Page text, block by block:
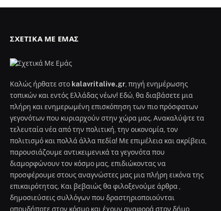
ΣΧΕΤΙΚΆ ΜΕ ΕΜΆΣ
Καλώς ήρθατε στο kalavritalive.gr , πηγή ενημέρωσης
τοπικών και εντός Ελλάδας νέων! Εδώ, θα διαβάσετε μια
πλήρη και ενημερωμένη επισκόπηση των πιο πρόσφατων
γεγονότων που κυριαρχούν στην χώρα μας. Ανακαλύψτε τα
τελευταία νέα από την πολιτική, την οικονομία, τον
πολιτισμό και πολλά άλλα πεδία! Με επιμέλεια και ακρίβεια,
παρουσιάζουμε αντικειμενικά τα γεγονότα που
διαμορφώνουν τον κόσμο μας, επιδιώκοντας να
προσφέρουμε στους αναγνώστες μας μια πλήρη εικόνα της
επικαιρότητας. Και βεβαιώς θα φιλοξενούμε άρθρα ,
δημοσιεύσεις συλλόγων που δραστηριοποιούνται
οπουδήποτε στον κόσμο και έχουν αναφορά στον δήμο